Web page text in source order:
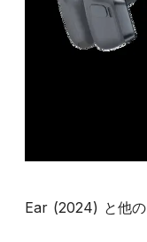
Ear (2024) と他の